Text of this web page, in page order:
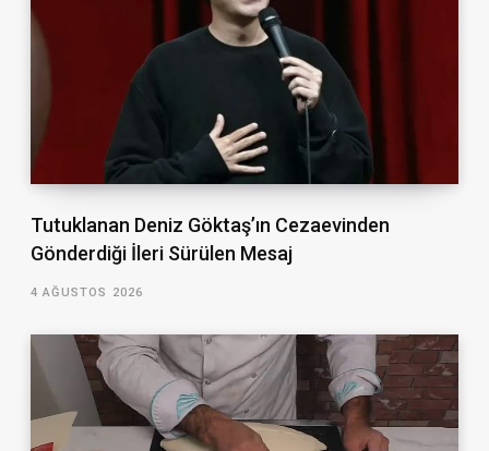
Tutuklanan Deniz Göktaş’ın Cezaevinden
Gönderdiği İleri Sürülen Mesaj
4 AĞUSTOS 2026